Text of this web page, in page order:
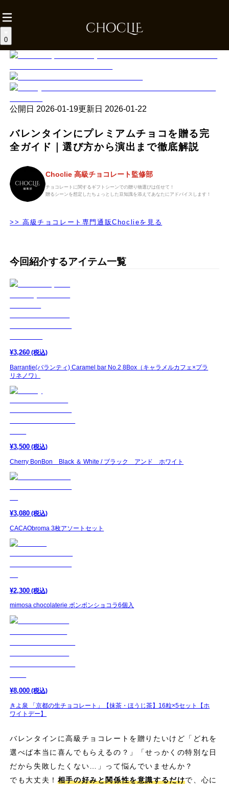
0
公開日 2026-01-19更新日 2026-01-22
バレンタインにプレミアムチョコを贈る完
全ガイド｜選び方から演出まで徹底解説
Choclie 高級チョコレート監修部
チョコレートに関するギフトシーンでの贈り物選びは任せて！
贈るシーンを想定したちょっとした豆知識を添えてあなたにアドバイスします！
>> 高級チョコレート専門通販Choclieを見る
今回紹介するアイテム一覧
¥3,260 (税込)
Barrantie(バランティ) Caramel bar No.2 8Box（キャラメルカフェ×プラ
リネノワ）
¥3,500 (税込)
Cherry BonBon Black ＆ White / ブラック アンド ホワイト
¥3,080 (税込)
CACAObroma 3枚アソートセット
¥2,300 (税込)
mimosa chocolaterie ボンボンショコラ6個入
¥8,000 (税込)
きよ泉 「京都の生チョコレート」【抹茶・ほうじ茶】16粒×5セット【ホ
ワイトデー】
バレンタインに高級チョコレートを贈りたいけど「どれを
選べば本当に喜んでもらえるの？」「せっかくの特別な日
だから失敗したくない…」って悩んでいませんか？
でも大丈夫！ 相手の好みと関係性を意識するだけで、心に